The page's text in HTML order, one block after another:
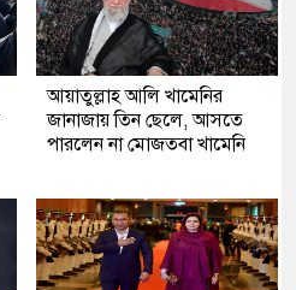
আয়াতুল্লাহ আলি খামেনির
জানাজায় তিন ছেলে, আসতে
পারলেন না মোজতবা খামেনি